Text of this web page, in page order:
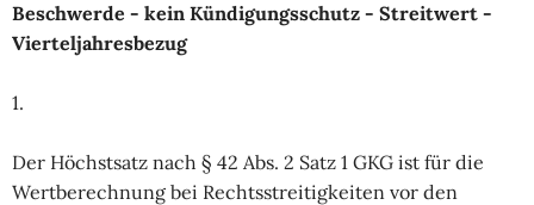
Beschwerde - kein Kündigungsschutz - Streitwert -
Vierteljahresbezug
1.
Der Höchstsatz nach § 42 Abs. 2 Satz 1 GKG ist für die
Wertberechnung bei Rechtsstreitigkeiten vor den